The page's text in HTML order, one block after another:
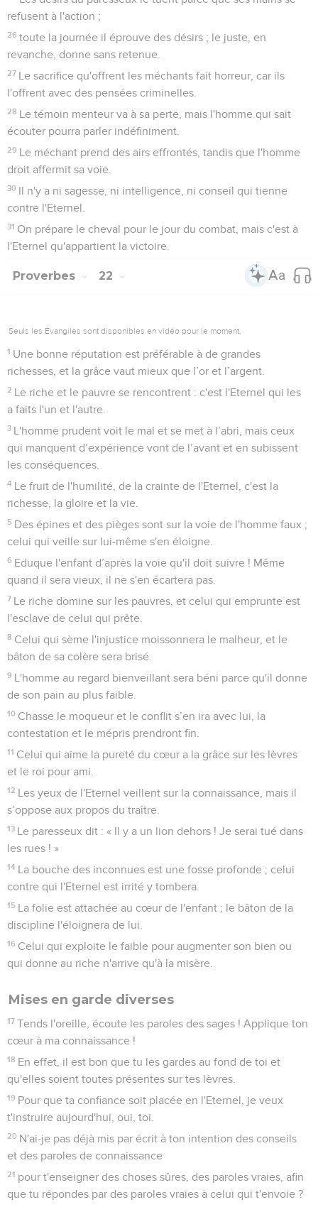
refusent à l'action ;
26 toute la journée il éprouve des désirs ; le juste, en
revanche, donne sans retenue.
27 Le sacrifice qu'offrent les méchants fait horreur, car ils
l'offrent avec des pensées criminelles.
28 Le témoin menteur va à sa perte, mais l'homme qui sait
écouter pourra parler indéfiniment.
29 Le méchant prend des airs effrontés, tandis que l'homme
droit affermit sa voie.
30 Il n'y a ni sagesse, ni intelligence, ni conseil qui tienne
contre l'Eternel.
31 On prépare le cheval pour le jour du combat, mais c'est à
l'Eternel qu'appartient la victoire.
Proverbes 22
Seuls les Évangiles sont disponibles en vidéo pour le moment.
1 Une bonne réputation est préférable à de grandes
richesses, et la grâce vaut mieux que l’or et l’argent.
2 Le riche et le pauvre se rencontrent : c'est l'Eternel qui les
a faits l'un et l'autre.
3 L'homme prudent voit le mal et se met à l’abri, mais ceux
qui manquent d’expérience vont de l’avant et en subissent
les conséquences.
4 Le fruit de l'humilité, de la crainte de l'Eternel, c'est la
richesse, la gloire et la vie.
5 Des épines et des pièges sont sur la voie de l'homme faux ;
celui qui veille sur lui-même s'en éloigne.
6 Eduque l'enfant d’après la voie qu'il doit suivre ! Même
quand il sera vieux, il ne s'en écartera pas.
7 Le riche domine sur les pauvres, et celui qui emprunte est
l'esclave de celui qui prête.
8 Celui qui sème l'injustice moissonnera le malheur, et le
bâton de sa colère sera brisé.
9 L'homme au regard bienveillant sera béni parce qu'il donne
de son pain au plus faible.
10 Chasse le moqueur et le conflit s’en ira avec lui, la
contestation et le mépris prendront fin.
11 Celui qui aime la pureté du cœur a la grâce sur les lèvres
et le roi pour ami.
12 Les yeux de l'Eternel veillent sur la connaissance, mais il
s’oppose aux propos du traître.
13 Le paresseux dit : « Il y a un lion dehors ! Je serai tué dans
les rues ! »
14 La bouche des inconnues est une fosse profonde ; celui
contre qui l'Eternel est irrité y tombera.
15 La folie est attachée au cœur de l'enfant ; le bâton de la
discipline l'éloignera de lui.
16 Celui qui exploite le faible pour augmenter son bien ou
qui donne au riche n'arrive qu'à la misère.
Mises en garde diverses
17 Tends l'oreille, écoute les paroles des sages ! Applique ton
cœur à ma connaissance !
18 En effet, il est bon que tu les gardes au fond de toi et
qu'elles soient toutes présentes sur tes lèvres.
19 Pour que ta confiance soit placée en l'Eternel, je veux
t'instruire aujourd'hui, oui, toi.
20 N'ai-je pas déjà mis par écrit à ton intention des conseils
et des paroles de connaissance
21 pour t'enseigner des choses sûres, des paroles vraies, afin
que tu répondes par des paroles vraies à celui qui t'envoie ?